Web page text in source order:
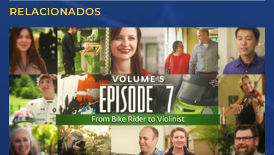
RELACIONADOS